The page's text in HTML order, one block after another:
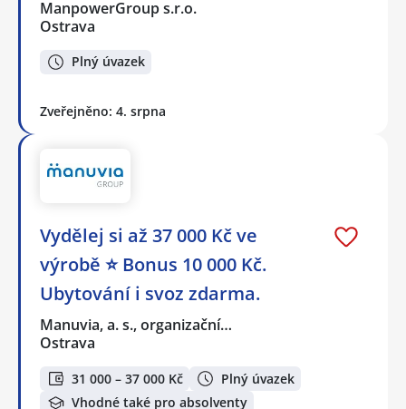
ManpowerGroup s.r.o.
Ostrava
Plný úvazek
Zveřejněno: 4. srpna
Vydělej si až 37 000 Kč ve
výrobě ⭐ Bonus 10 000 Kč.
Ubytování i svoz zdarma.
Manuvia, a. s., organizační…
Ostrava
31 000 – 37 000 Kč
Plný úvazek
Vhodné také pro absolventy